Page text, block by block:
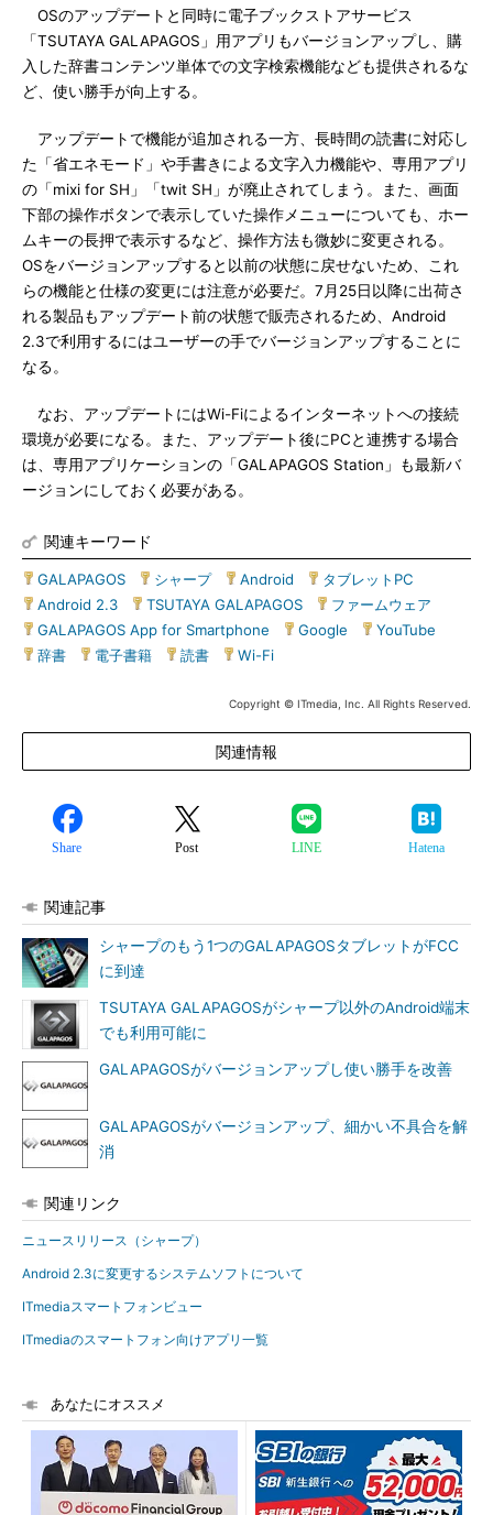
OSのアップデートと同時に電子ブックストアサービス
「TSUTAYA GALAPAGOS」用アプリもバージョンアップし、購
入した辞書コンテンツ単体での文字検索機能なども提供されるな
ど、使い勝手が向上する。
アップデートで機能が追加される一方、長時間の読書に対応し
た「省エネモード」や手書きによる文字入力機能や、専用アプリ
の「mixi for SH」「twit SH」が廃止されてしまう。また、画面
下部の操作ボタンで表示していた操作メニューについても、ホー
ムキーの長押で表示するなど、操作方法も微妙に変更される。
OSをバージョンアップすると以前の状態に戻せないため、これ
らの機能と仕様の変更には注意が必要だ。7月25日以降に出荷さ
れる製品もアップデート前の状態で販売されるため、Android
2.3で利用するにはユーザーの手でバージョンアップすることに
なる。
なお、アップデートにはWi-Fiによるインターネットへの接続
環境が必要になる。また、アップデート後にPCと連携する場合
は、専用アプリケーションの「GALAPAGOS Station」も最新バ
ージョンにしておく必要がある。
関連キーワード
GALAPAGOS シャープ| Android タブレットPC
Android 2.3
TSUTAYA GALAPAGOS ファームウェア
GALAPAGOS App for Smartphone
Google YouTube
辞書
電子書籍 読書 Wi-Fi
Copyright © ITmedia, Inc. All Rights Reserved.
関連情報
Share Post LINE Hatena
関連記事
シャープのもう1つのGALAPAGOSタブレットがFCC
に到達
TSUTAYA GALAPAGOSがシャープ以外のAndroid端末
でも利用可能に
GALAPAGOSがバージョンアップし使い勝手を改善
GALAPAGOSがバージョンアップ、細かい不具合を解
消
関連リンク
ニュースリリース（シャープ）
Android 2.3に変更するシステムソフトについて
ITmediaスマートフォンビュー
ITmediaのスマートフォン向けアプリ一覧
あなたにオススメ